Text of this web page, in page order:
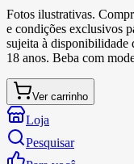
Fotos ilustrativas.
e condições exclusivos
sujeita à disponibilidade
18 anos. Beba com
Ver carrinho
Loja
Pesquisar